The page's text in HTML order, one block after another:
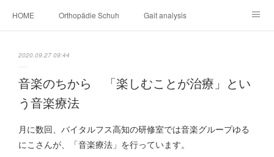
HOME Orthopädie Schuh Gait analysis
新卒者・中途者採用情報
2020.09.27 09:44
音楽のちから 「楽しむことが治療」とい
う音楽療法
月に数回、バイタルフス高知の研修室では音楽グループゆる
にこさんが、「音楽療法」を行っています。